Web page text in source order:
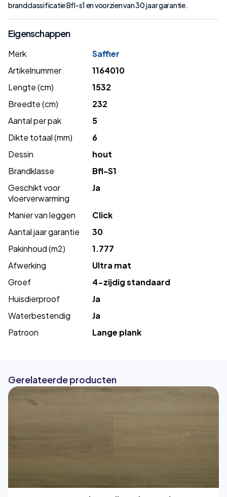
brandclassificatie Bfl-s1 en voorzien van 30 jaar garantie.
Eigenschappen
Merk
Saffier
Artikelnummer
1164010
Lengte (cm)
1532
Breedte (cm)
232
Aantal per pak
5
Dikte totaal (mm)
6
Dessin
hout
Brandklasse
Bfl-S1
Geschikt voor
vloerverwarming
Ja
Manier van leggen
Click
Aantal jaar garantie
30
Pakinhoud (m2)
1.777
Afwerking
Ultra mat
Groef
4-zijdig standaard
Huisdierproof
Ja
Waterbestendig
Ja
Patroon
Lange plank
Gerelateerde producten